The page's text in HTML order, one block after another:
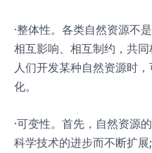
·整体性。各类自然资源不
相互影响、相互制约，共
人们开发某种自然资源时
化。
·可变性。首先，自然资源
科学技术的进步而不断扩